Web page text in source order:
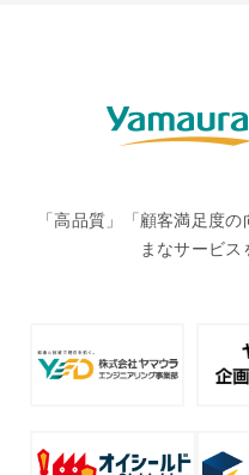
「高品質」「顧客満足度
まなサービス